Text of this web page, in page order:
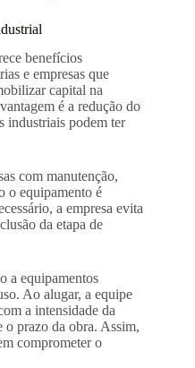
benefícios
e empresas que
capital na
é a redução do
industriais podem ter
com manutenção,
o equipamento é
a empresa evita
da etapa de
a equipamentos
Ao alugar, a equipe
a intensidade da
o prazo da obra. Assim,
comprometer o